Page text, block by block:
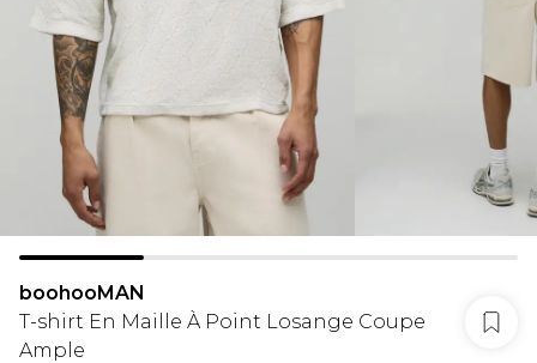
boohooMAN
T-shirt En Maille À Point Losange Coupe
Ample